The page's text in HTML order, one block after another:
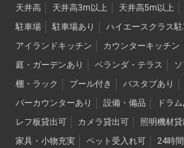
天井高
天井高3m以上 天井高5m以上
駐車場
駐車場あり
ハイエースクラス
アイランドキッチン
カウンターキッチン
庭・ガーデンあり
ベランダ・テラス
棚・ラック
プール付き バスタブあり
バーカウンターあり
設備・備品 ドラ
レフ板貸出可
カメラ貸出可 照明機材
家具・小物充実
ペット受入れ可
24時